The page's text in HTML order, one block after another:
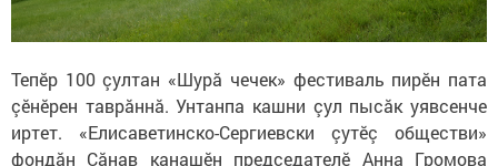
Тепӗр 100 çултан «Шурă чечек» фестиваль пирӗн пата
çӗнӗрен таврăннă. Унтанпа кашни çул пысăк уявсенче
иртет. «Елисаветинско-Сергиевски çутӗç обществи»
фондăн Сăнав канашӗн председателӗ Анна Громова